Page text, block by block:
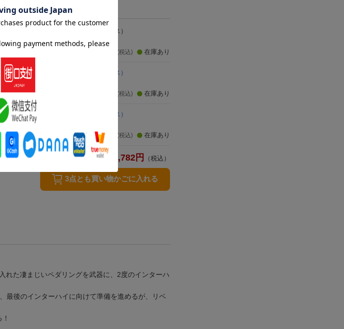
ル 92
（少年チャンピオン・コミックス）
(税込) 在庫あり
ル 91（少年チャンピオン・コミックス）
月06日発売
(税込) 在庫あり
ル 93 （少年チャンピオン・コミックス）
月08日発売
／ 秋田書店 594 (税込) 在庫あり
合計 1,782 円 （税込）
3点とも買い物かごに入れる
れた凄まじいペダリングを武器に、2度のインターハ
最後のインターハイに向けて準備を進めるが、リベ